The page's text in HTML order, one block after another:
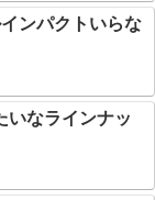
ンパクトいらな
いなラインナッ